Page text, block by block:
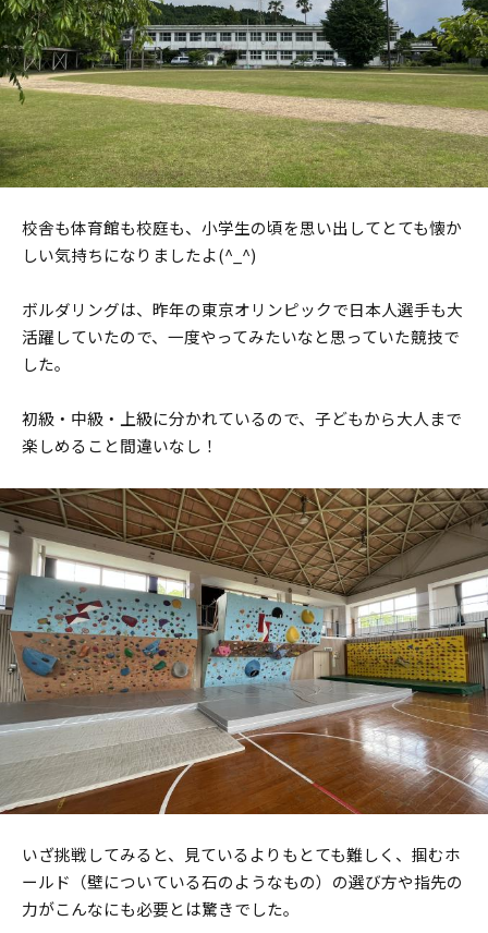
校舎も体育館も校庭も、小学生の頃を思い出してとても懐か
しい気持ちになりましたよ(^_^)
ボルダリングは、昨年の東京オリンピックで日本人選手も大
活躍していたので、一度やってみたいなと思っていた競技で
した。
初級・中級・上級に分かれているので、子どもから大人まで
楽しめること間違いなし！
いざ挑戦してみると、見ているよりもとても難しく、掴むホ
ールド（壁についている石のようなもの）の選び方や指先の
力がこんなにも必要とは驚きでした。